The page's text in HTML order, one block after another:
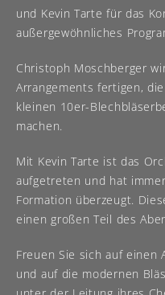
und Kevin Tarte für das
außergewöhnliches
Christoph Moschberger
Arrangements fertigen,
kleinen 10er-
machen.
Mit Kevin Tarte ist das
aufgetreten und hat
Formation überzeugt.
einen großen Teil des
Freuen Sie sich auf einen
und auf die modernen